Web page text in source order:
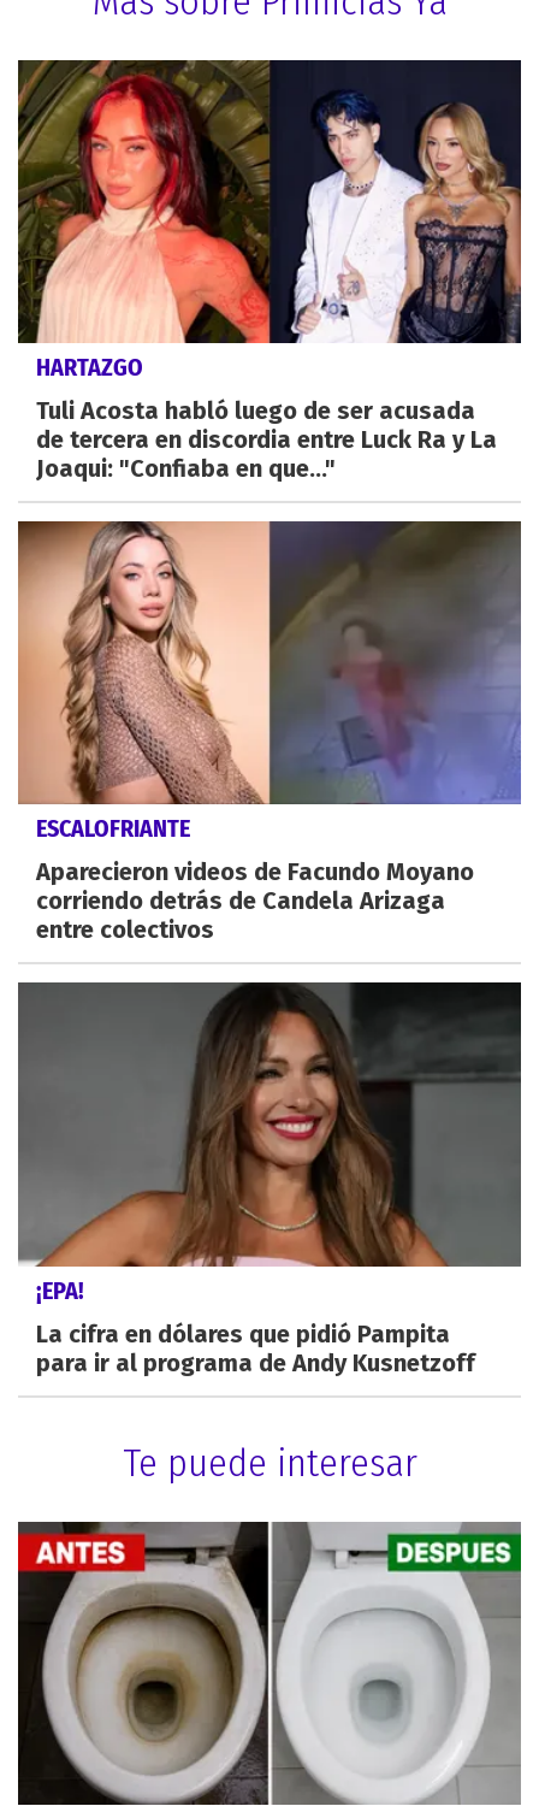
HARTAZGO
Tuli Acosta habló luego de ser acusada
de tercera en discordia entre Luck Ra y La
Joaqui: "Confiaba en que..."
ESCALOFRIANTE
Aparecieron videos de Facundo Moyano
corriendo detrás de Candela Arizaga
entre colectivos
¡EPA!
La cifra en dólares que pidió Pampita
para ir al programa de Andy Kusnetzoff
Te puede interesar